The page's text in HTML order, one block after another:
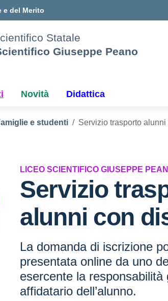
e del Merito
Statale
Giuseppe Peano
Novità Didattica
e studenti Servizio trasporto
LICEO SCIENTIFICO GIUSEPPE
Servizio
alunni con
La domanda di iscrizione
presentata online da uno
esercente la responsabilità
affidatario dell’alunno.